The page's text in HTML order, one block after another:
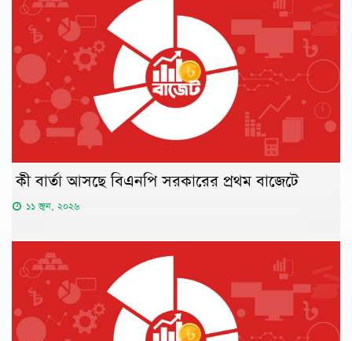
কী বার্তা আসছে বিএনপি সরকারের প্রথম বাজেটে
১১ জুন, ২০২৬